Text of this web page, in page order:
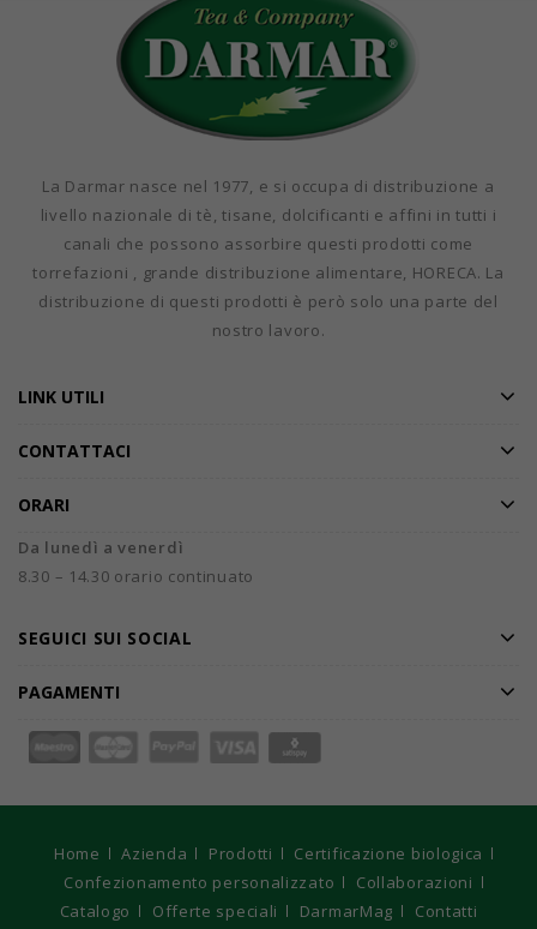
La Darmar nasce nel 1977, e si occupa di distribuzione a
livello nazionale di tè, tisane, dolcificanti e affini in tutti i
canali che possono assorbire questi prodotti come
torrefazioni , grande distribuzione alimentare, HORECA. La
distribuzione di questi prodotti è però solo una parte del
nostro lavoro.
LINK UTILI
CONTATTACI
ORARI
Da lunedì a venerdì
8.30 – 14.30 orario continuato
SEGUICI SUI SOCIAL
PAGAMENTI
Home Azienda Prodotti
Certificazione biologica
Confezionamento personalizzato
Collaborazioni
Catalogo
Offerte speciali DarmarMag Contatti